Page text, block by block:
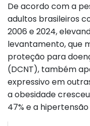
De acordo com a
adultos brasileiros
2006 e 2024,
levantamento, que
proteção para
(DCNT), também
expressivo em
a obesidade cresceu
47% e a hipertensão